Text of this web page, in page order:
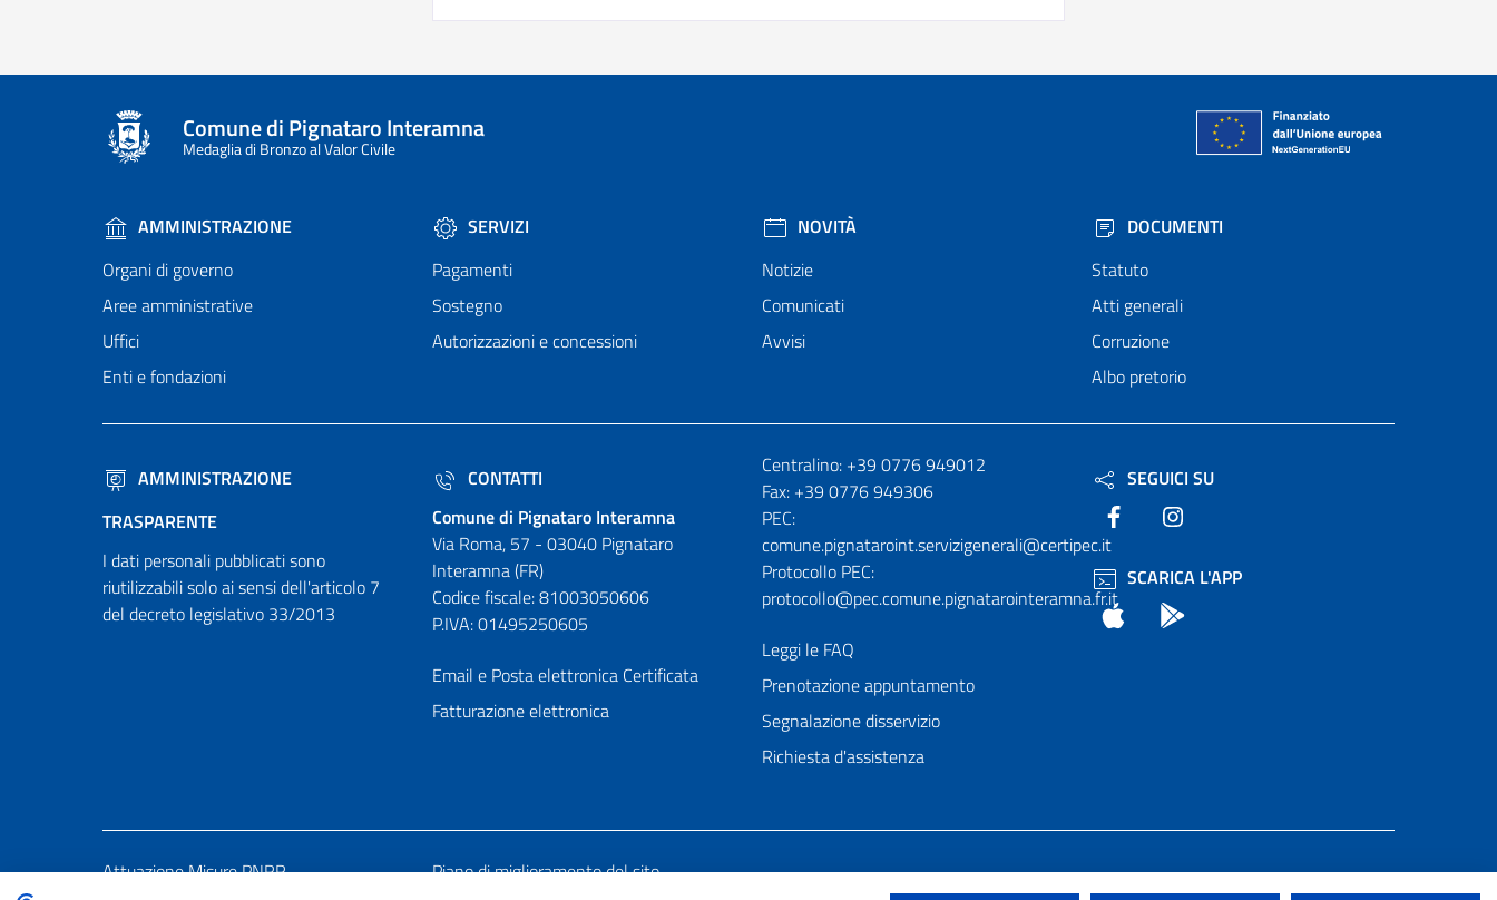
Comune di Pignataro Interamna
Medaglia di Bronzo al Valor Civile
AMMINISTRAZIONE
Organi di governo
Aree amministrative
Uffici
Enti e fondazioni
SERVIZI
Pagamenti
Sostegno
Autorizzazioni e concessioni
NOVITÀ
Notizie
Comunicati
Avvisi
DOCUMENTI
Statuto
Atti generali
Corruzione
Albo pretorio
AMMINISTRAZIONE
TRASPARENTE
I dati personali pubblicati sono
riutilizzabili solo ai sensi dell'articolo 7
del decreto legislativo 33/2013
CONTATTI
Comune di Pignataro Interamna
Via Roma, 57 - 03040 Pignataro
Interamna (FR)
Codice fiscale: 81003050606
P.IVA: 01495250605
Email e Posta elettronica Certificata
Fatturazione elettronica
Numeri utili
Centralino: +39 0776 949012
Fax: +39 0776 949306
PEC:
comune.pignataroint.servizigenerali@certipec.it
Protocollo PEC:
protocollo@pec.comune.pignatarointeramna.fr.it
Leggi le FAQ
Prenotazione appuntamento
Segnalazione disservizio
Richiesta d'assistenza
SEGUICI SU
Facebook
SCARICA L'APP
App Store
Attuazione Misure PNRR Piano di miglioramento del sito